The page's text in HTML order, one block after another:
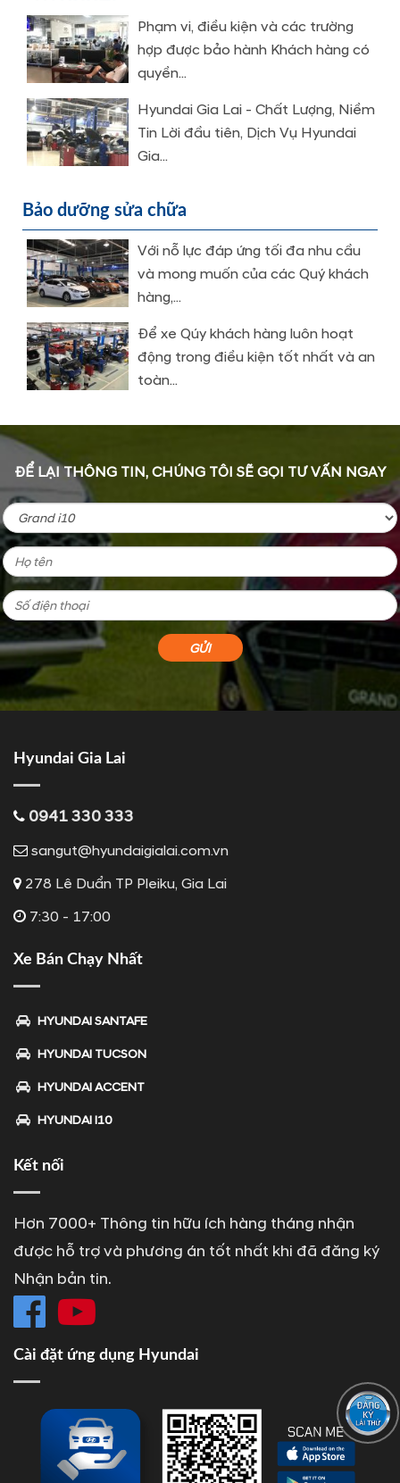
Phạm vi, điều kiện và các trường
hợp được bảo hành Khách hàng có
quyền...
Hyundai Gia Lai - Chất Lượng, Niềm
Tin Lời đầu tiên, Dịch Vụ Hyundai
Gia...
Bảo dưỡng sửa chữa
Với nỗ lực đáp ứng tối đa nhu cầu
và mong muốn của các Quý khách
hàng,...
Để xe Qúy khách hàng luôn hoạt
động trong điều kiện tốt nhất và an
toàn...
ĐỂ LẠI THÔNG TIN, CHÚNG TÔI SẼ GỌI TƯ VẤN NGAY
Hyundai Gia Lai
0941 330 333
sangut@hyundaigialai.com.vn
278 Lê Duẩn TP Pleiku, Gia Lai
7:30 - 17:00
Xe Bán Chạy Nhất
HYUNDAI SANTAFE
HYUNDAI TUCSON
HYUNDAI ACCENT
HYUNDAI I10
Kết nối
Hơn 7000+ Thông tin hữu ích hàng tháng nhận
được hỗ trợ và phương án tốt nhất khi đã đăng ký
Nhận bản tin.
Cài đặt ứng dụng Hyundai